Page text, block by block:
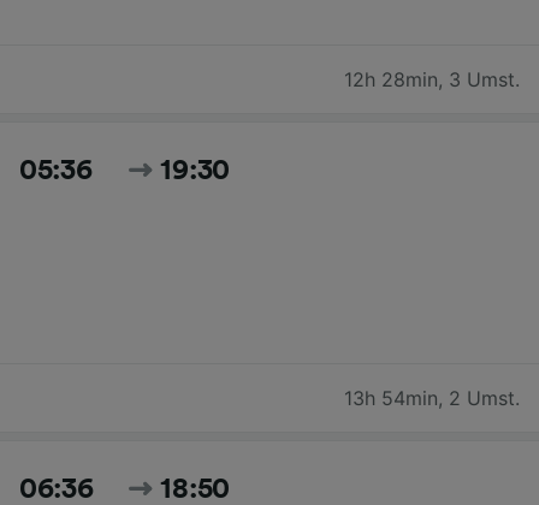
12h 28min, 3 Umst.
05:36 19:30
13h 54min, 2 Umst.
06:36 18:50